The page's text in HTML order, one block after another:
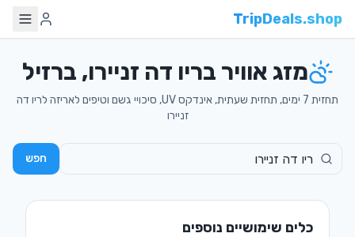
TripDeals.shop
מזג אוויר בריו דה זניירו, ברזיל
תחזית 7 ימים, תחזית שעתית, אינדקס UV, סיכויי גשם וטיפים לאריזה לריו דה
זניירו
חפש
כלים שימושיים נוספים